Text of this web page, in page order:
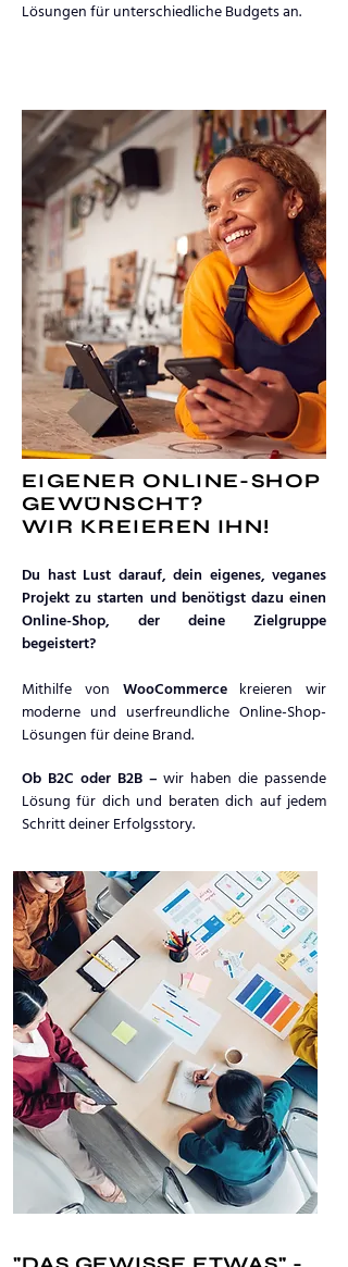
Lösungen für unterschiedliche Budgets an.
EIGENER ONLINE-SHOP
GEWÜNSCHT?
WIR KREIEREN IHN!
Du hast Lust darauf, dein eigenes, veganes
Projekt zu starten und benötigst dazu einen
Online-Shop, der deine Zielgruppe
begeistert?
Mithilfe von WooCommercekreieren wir
moderne und userfreundliche Online-Shop-
Lösungen für deine Brand.
Ob B2C oder B2B – wir haben die passende
Lösung für dich und beraten dich auf jedem
Schritt deiner Erfolgsstory.